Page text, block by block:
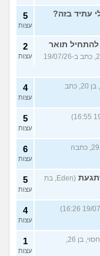
5
עצות
תואר
(מדמח, בן 21, כתב ב-19/07/26
2
עצות
(אודי, בן 20, כתב
4
עצות
5
עצות
(היוש, בת 29, כתבה
6
עצות
(Eden, בת
5
עצות
4
עצות
1
עצות